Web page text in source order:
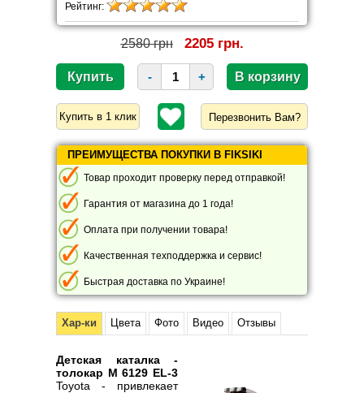
Рейтинг:
2580 грн 2205 грн.
- +
Перезвонить Вам?
ПРЕИМУЩЕСТВА ПОКУПКИ В FIKSIKI
Товар проходит проверку перед отправкой!
Гарантия от магазина до 1 года!
Оплата при получении товара!
Качественная техподдержка и сервис!
Быстрая доставка по Украине!
Хар-ки Цвета Фото Видео Отзывы
Детская каталка -
толокар M 6129 EL-3
Toyota - привлекает